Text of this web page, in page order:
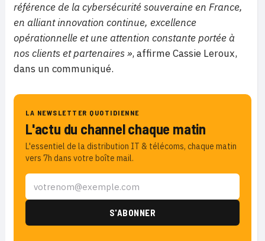
référence de la cybersécurité souveraine en France,
en alliant innovation continue, excellence
opérationnelle et une attention constante portée à
nos clients et partenaires », affirme Cassie Leroux,
dans un communiqué.
LA NEWSLETTER QUOTIDIENNE
L'actu du channel chaque matin
L'essentiel de la distribution IT & télécoms, chaque matin
vers 7h dans votre boîte mail.